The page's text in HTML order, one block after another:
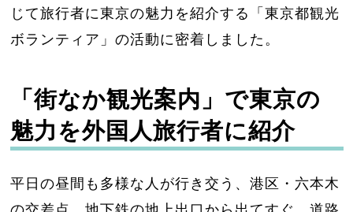
じて旅行者に東京の魅力を紹介する「東京都観光
ボランティア」の活動に密着しました。
「街なか観光案内」で東京の
魅力を外国人旅行者に紹介
平日の昼間も多様な人が行き交う、港区・六本木